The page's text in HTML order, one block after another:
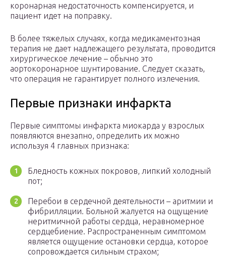
коронарная недостаточность компенсируется, и
пациент идет на поправку.
В более тяжелых случаях, когда медикаментозная
терапия не дает надлежащего результата, проводится
хирургическое лечение – обычно это
аортокоронарное шунтирование. Следует сказать,
что операция не гарантирует полного излечения.
Первые признаки инфаркта
Первые симптомы инфаркта миокарда у взрослых
появляются внезапно, определить их можно
используя 4 главных признака:
Бледность кожных покровов, липкий холодный
пот;
Перебои в сердечной деятельности – аритмии и
фибрилляции. Больной жалуется на ощущение
неритмичной работы сердца, неравномерное
сердцебиение. Распространенным симптомом
является ощущение остановки сердца, которое
сопровождается сильным страхом;